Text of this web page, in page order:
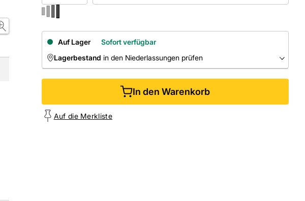
Auf Lager
Sofort verfügbar
Lagerbestand in den Niederlassungen prüfen
NIEDERLASSUNGEN
In den Warenkorb
Auf die Merkliste